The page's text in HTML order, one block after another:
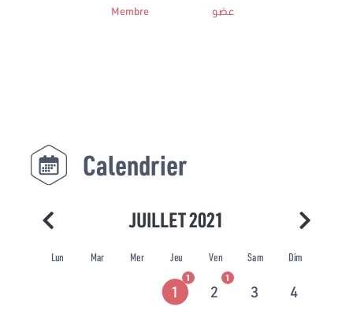
Membre عضو
Calendrier
JUILLET 2021
Lun Mar Mer Jeu Ven Sam Dim
1
1
2
1
3 4